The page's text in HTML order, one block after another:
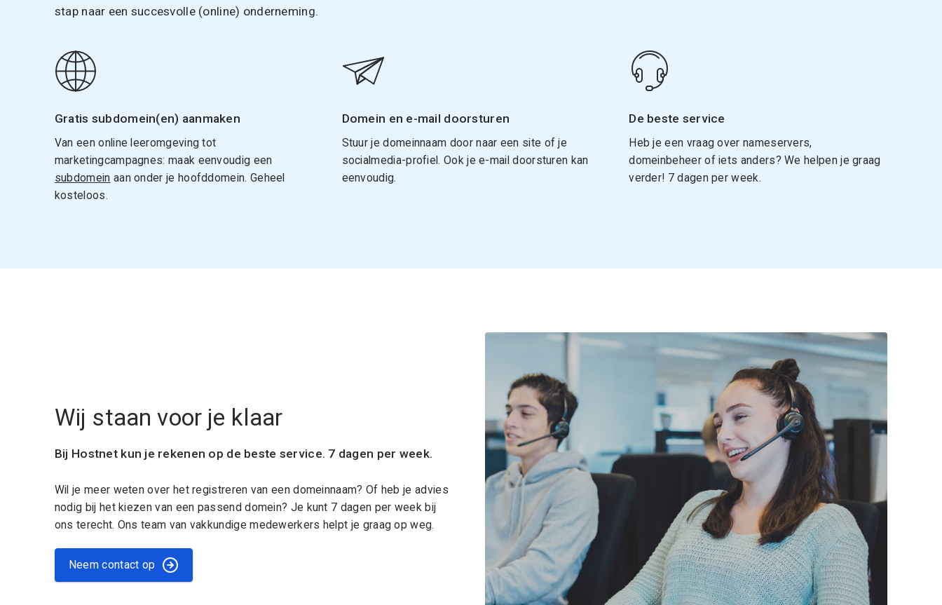
stap naar een succesvolle (online) onderneming.
Gratis subdomein(en) aanmaken
Van een online leeromgeving tot
marketingcampagnes: maak eenvoudig een
subdomein aan onder je hoofddomein. Geheel
kosteloos.
Domein en e-mail doorsturen
Stuur je domeinnaam door naar een site of je
socialmedia-profiel. Ook je e-mail doorsturen kan
eenvoudig.
De beste service
Heb je een vraag over nameservers,
domeinbeheer of iets anders? We helpen je graag
verder! 7 dagen per week.
Wij staan voor je klaar
Bij Hostnet kun je rekenen op de beste service. 7 dagen per week.
Wil je meer weten over het registreren van een domeinnaam? Of heb je advies
nodig bij het kiezen van een passend domein? Je kunt 7 dagen per week bij
ons terecht. Ons team van vakkundige medewerkers helpt je graag op weg.
Neem contact op